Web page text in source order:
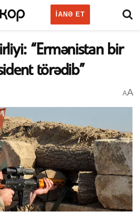
IANƏ ET
“Ermənistan bir
törədib”
AA